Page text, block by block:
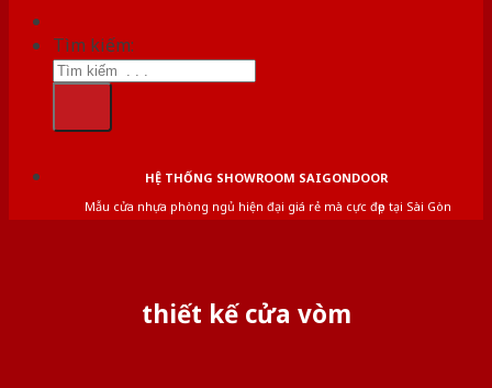
Tìm kiếm:
HỆ THỐNG SHOWROOM SAIGONDOOR
Mẫu cửa nhựa phòng ngủ hiện đại giá rẻ mà cực đẹp tại Sài Gòn
thiết kế cửa vòm